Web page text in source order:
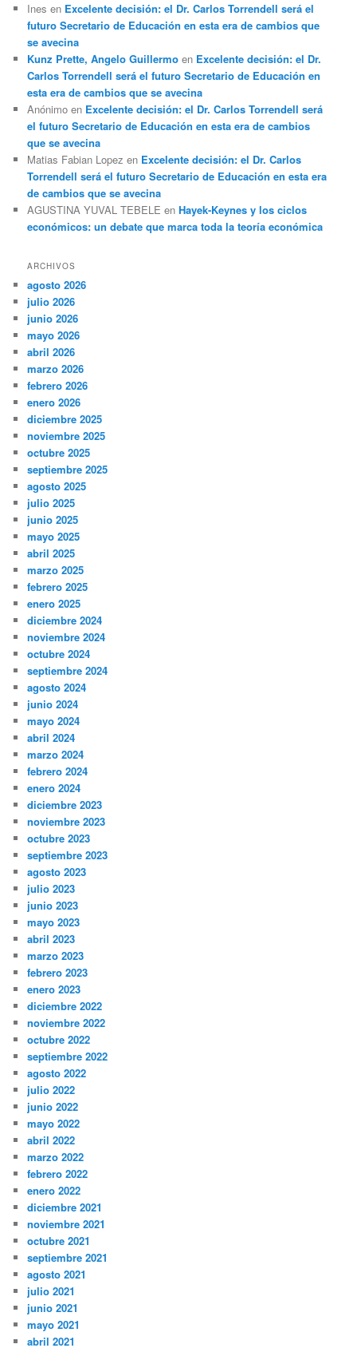
Ines en Excelente decisión: el Dr. Carlos Torrendell será el
futuro Secretario de Educación en esta era de cambios que
se avecina
Kunz Prette, Angelo Guillermo en Excelente decisión: el Dr.
Carlos Torrendell será el futuro Secretario de Educación en
esta era de cambios que se avecina
Anónimo en Excelente decisión: el Dr. Carlos Torrendell será
el futuro Secretario de Educación en esta era de cambios
que se avecina
Matias Fabian Lopez en Excelente decisión: el Dr. Carlos
Torrendell será el futuro Secretario de Educación en esta era
de cambios que se avecina
AGUSTINA YUVAL TEBELE enHayek-Keynes y los ciclos
económicos: un debate que marca toda la teoría económica
ARCHIVOS
agosto 2026
julio 2026
junio 2026
mayo 2026
abril 2026
marzo 2026
febrero 2026
enero 2026
diciembre 2025
noviembre 2025
octubre 2025
septiembre 2025
agosto 2025
julio 2025
junio 2025
mayo 2025
abril 2025
marzo 2025
febrero 2025
enero 2025
diciembre 2024
noviembre 2024
octubre 2024
septiembre 2024
agosto 2024
junio 2024
mayo 2024
abril 2024
marzo 2024
febrero 2024
enero 2024
diciembre 2023
noviembre 2023
octubre 2023
septiembre 2023
agosto 2023
julio 2023
junio 2023
mayo 2023
abril 2023
marzo 2023
febrero 2023
enero 2023
diciembre 2022
noviembre 2022
octubre 2022
septiembre 2022
agosto 2022
julio 2022
junio 2022
mayo 2022
abril 2022
marzo 2022
febrero 2022
enero 2022
diciembre 2021
noviembre 2021
octubre 2021
septiembre 2021
agosto 2021
julio 2021
junio 2021
mayo 2021
abril 2021